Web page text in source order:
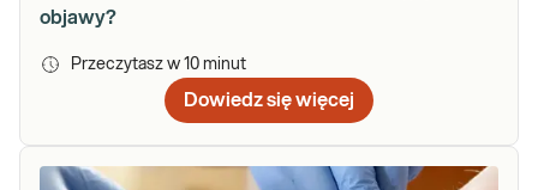
objawy?
Przeczytasz w 10 minut
Dowiedz się więcej